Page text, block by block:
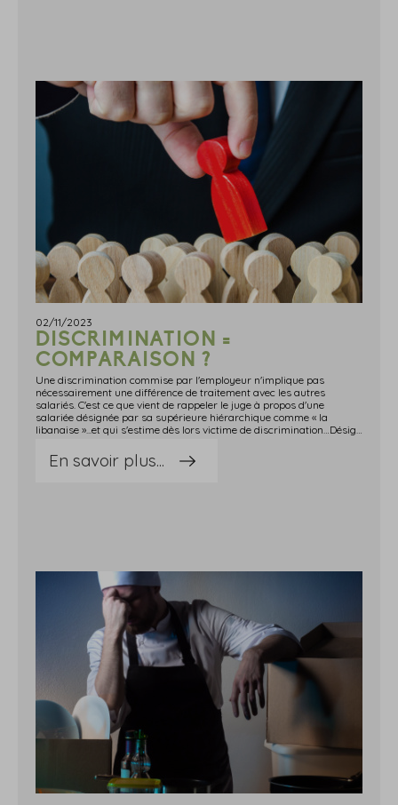
02/11/2023
DISCRIMINATION =
COMPARAISON ?
Une discrimination commise par l'employeur n'implique pas
nécessairement une différence de traitement avec les autres
salariés. C'est ce que vient de rappeler le juge à propos d'une
salariée désignée par sa supérieure hiérarchique comme « la
libanaise »...et qui s'estime dès lors victime de discrimination…Désigner une salariée comme la « libanaise » = discrimination ! Une salariée, licenciée par son employeur, se dit victime d'une discrimination et demande de ce fait des dommages-intérêts pour la réparation du dommage qu'elle estime avoir subi. Elle fait valoir le fait que sa supérieure hiérarchique l'a régulièrement désignée comme « la libanaise » soit directement devant elle, soit en son absence, devant ses autres collègues. Mais pour l'employeur, ces propos, qu'il ne réfute pas en tant que tels, n'entraînent aucune différence de traitement injustifiée vis-à-vis des autres salariés. Pour lui, la salariée ne démontre pas en quoi cette dénomination relève d'une différence de traitement avec les autres salariés, et donc une « discrimination »…« Faux ! » tranche le juge qui donne raison à la salariée : l'existence d'une discrimination n'implique pas nécessairement une comparaison avec la situation des autres salariés. Dès lors, le simple fait pour la salariée d'avoir apporté des preuves laissant supposer qu'elle était régulièrement désignée par sa seule origine libanaise est une preuve suffisante laissant supposer l'existence d'une discrimination… qui doit être indemnisée ! Sources : Arrêt de la Cour de cassation, chambre sociale, du 20 septembre 2023, no 22-16.630Discrimination = comparaison ? - © Copyright WebLex
En savoir plus...